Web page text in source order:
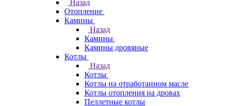
Назад
Отопление
Камины
Назад
Камины
Камины дровяные
Котлы
Назад
Котлы
Котлы на отработанном масле
Котлы отопления на дровах
Пеллетные котлы